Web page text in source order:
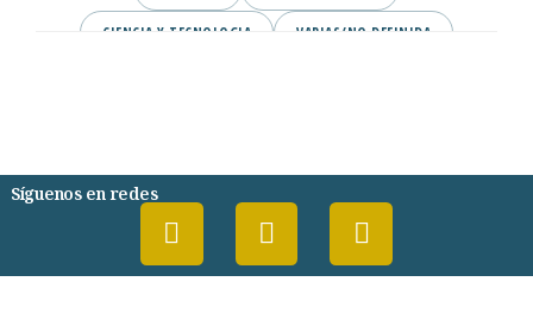
CIENCIA Y TECNOLOGIA VARIAS/NO DEFINIDA
Síguenos en redes